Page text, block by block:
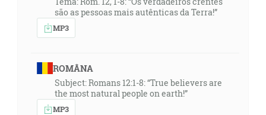
são as pessoas mais autênticas da Terra!”
MP3
ROMÂNA
Subject: Romans 12:1-8: “True believers are
the most natural people on earth!”
MP3